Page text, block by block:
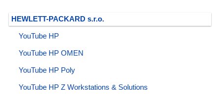
HEWLETT-PACKARD s.r.o.
YouTube HP
YouTube HP OMEN
YouTube HP Poly
YouTube HP Z Workstations & Solutions